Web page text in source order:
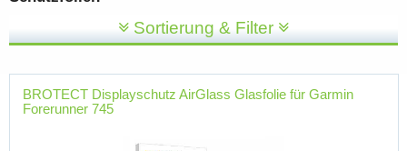
Sortierung & Filter
BROTECT Displayschutz AirGlass Glasfolie für Garmin
Forerunner 745